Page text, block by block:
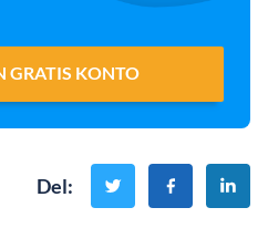
GRATIS KONTO
Del: